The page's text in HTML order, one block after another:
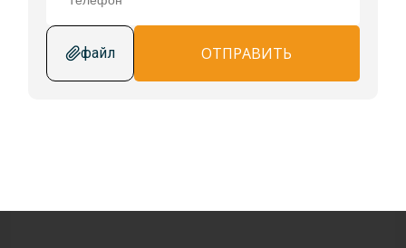
файл ОТПРАВИТЬ